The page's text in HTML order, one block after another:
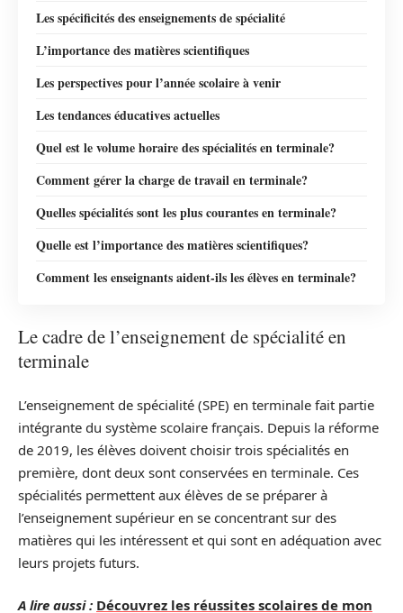
Les spécificités des enseignements de spécialité
L’importance des matières scientifiques
Les perspectives pour l’année scolaire à venir
Les tendances éducatives actuelles
Quel est le volume horaire des spécialités en terminale?
Comment gérer la charge de travail en terminale?
Quelles spécialités sont les plus courantes en terminale?
Quelle est l’importance des matières scientifiques?
Comment les enseignants aident-ils les élèves en terminale?
Le cadre de l’enseignement de spécialité en
terminale
L’enseignement de spécialité (SPE) en terminale fait partie
intégrante du système scolaire français. Depuis la réforme
de 2019, les élèves doivent choisir trois spécialités en
première, dont deux sont conservées en terminale. Ces
spécialités permettent aux élèves de se préparer à
l’enseignement supérieur en se concentrant sur des
matières qui les intéressent et qui sont en adéquation avec
leurs projets futurs.
A lire aussi : Découvrez les réussites scolaires de mon